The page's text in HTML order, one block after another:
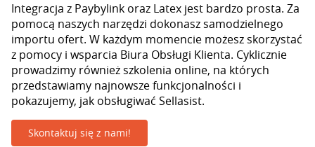
Integracja z Paybylink oraz Latex jest bardzo prosta. Za
pomocą naszych narzędzi dokonasz samodzielnego
importu ofert. W każdym momencie możesz skorzystać
z pomocy i wsparcia Biura Obsługi Klienta. Cyklicznie
prowadzimy również szkolenia online, na których
przedstawiamy najnowsze funkcjonalności i
pokazujemy, jak obsługiwać Sellasist.
Skontaktuj się z nami!